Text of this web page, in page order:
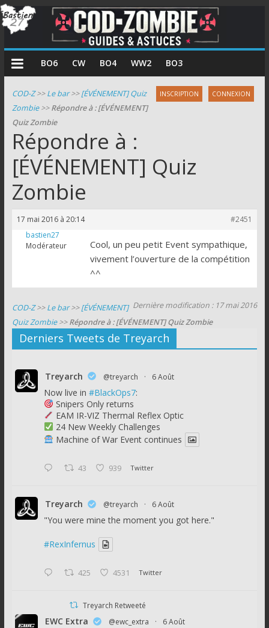
COD
Zombie
Guides
et
astuces
pour
mode
zombie
de
Call
BO6 CW BO4 WW2 BO3
INSCRIPTION CONNEXION
COD-Z>>Le bar>>[ÉVÉNEMENT] Quiz
Zombie>>Répondre à : [ÉVÉNEMENT]
Quiz Zombie
Répondre à :
[ÉVÉNEMENT] Quiz
Zombie
17 mai 2016 à 20:14
#2451
bastien27
Modérateur
Cool, un peu petit Event sympathique,
vivement l’ouverture de la compétition
^^
Dernière modification : 17 mai 2016
COD-Z>>Le bar>>[ÉVÉNEMENT]
Quiz Zombie>>Répondre à : [ÉVÉNEMENT] Quiz Zombie
Derniers Tweets de Treyarch
Treyarch @treyarch · 6 Août
Now live in #BlackOps7:
Snipers Only returns
EAM IR-VIZ Thermal Reflex Optic
24 New Weekly Challenges
Machine of War Event continues
43 939 Twitter
Treyarch @treyarch · 6 Août
"You were mine the moment you got here."
#RexInfernus
425 4531 Twitter
Treyarch Retweeté
EWC Extra @ewc_extra · 6 Août